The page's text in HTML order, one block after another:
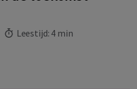
Leestijd: 4 min